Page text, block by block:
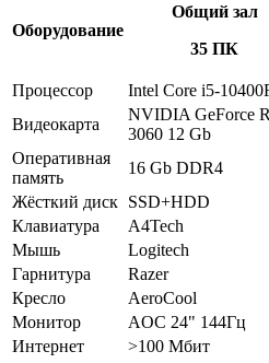
Оборудование
Общий зал
35 ПК
Процессор Intel Core i5-
Видеокарта
NVIDIA GeForce
3060 12 Gb
Оперативная
память
16 Gb DDR4
Жёсткий диск SSD+HDD
Клавиатура
A4Tech
Мышь
Logitech
Гарнитура
Razer
Кресло
AeroCool
Монитор
AOC 24" 144Гц
Интернет
>100 Мбит